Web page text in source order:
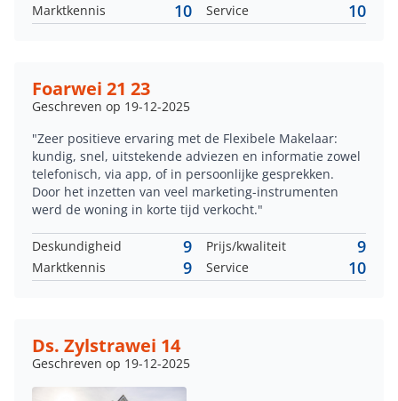
Marktkennis 10 Service 10
Foarwei 21 23
Geschreven op 19-12-2025
"Zeer positieve ervaring met de Flexibele Makelaar:
kundig, snel, uitstekende adviezen en informatie zowel
telefonisch, via app, of in persoonlijke gesprekken.
Door het inzetten van veel marketing-instrumenten
werd de woning in korte tijd verkocht."
Deskundigheid 9 Prijs/kwaliteit 9
Marktkennis 9 Service 10
Ds. Zylstrawei 14
Geschreven op 19-12-2025